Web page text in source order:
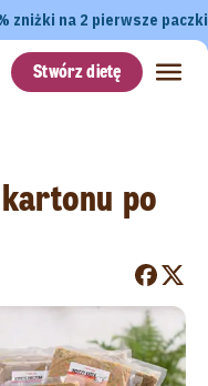
zniżki na 2 pierwsze paczki
Stwórz dietę
po